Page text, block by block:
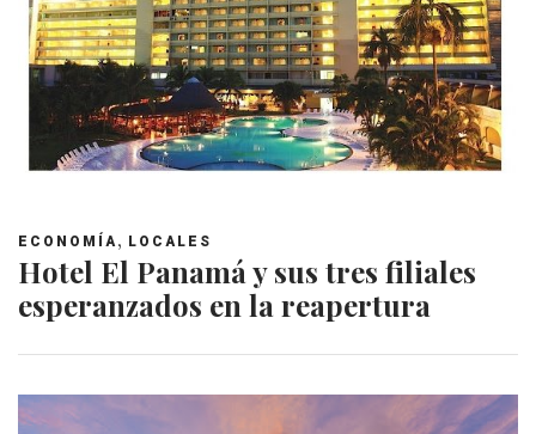
ECONOMÍA , LOCALES
Hotel El Panamá y sus tres filiales
esperanzados en la reapertura